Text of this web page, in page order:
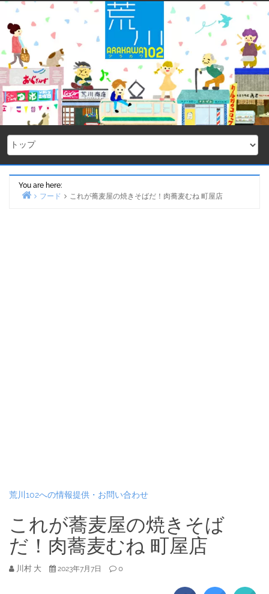
Skip
content
You are here:
フード これが蕎麦屋の焼きそばだ！肉蕎麦むね 町屋店
荒川102への情報提供・お問い合わせ
これが蕎麦屋の焼きそば
だ！肉蕎麦むね 町屋店
川村 大 2023年7月7日 0